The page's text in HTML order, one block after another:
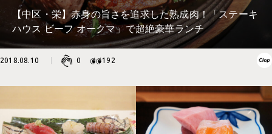
【中区・栄】赤身の旨さを追求した熟成肉！「ステーキ
ハウス ビーフ オークマ」で超絶豪華ランチ
2018.08.10 0 192